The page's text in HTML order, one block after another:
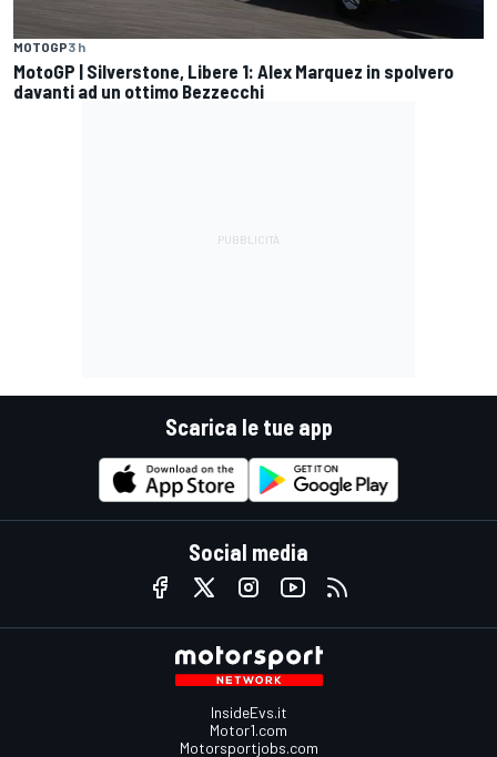
MOTOGP3 h
MotoGP | Silverstone, Libere 1: Alex Marquez in spolvero
davanti ad un ottimo Bezzecchi
Scarica le tue app
Social media
InsideEvs.it
Motor1.com
Motorsportjobs.com